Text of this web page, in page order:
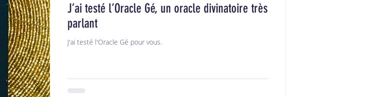
J’ai testé l’Oracle Gé, un oracle divinatoire très
parlant
J'ai testé l'Oracle Gé pour vous.